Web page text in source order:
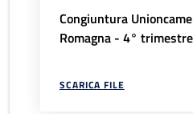
Congiuntura
Romagna - 4°
SCARICA FILE